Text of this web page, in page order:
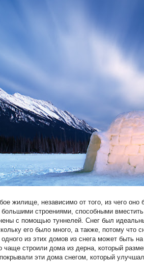
жилище, независимо от того, из чего оно
строениями, способными
с помощью туннелей. Снег был
его было много, а также, потому что
из этих домов из снега может быть
чаще строили дома из дерна, который
эти дома снегом, который